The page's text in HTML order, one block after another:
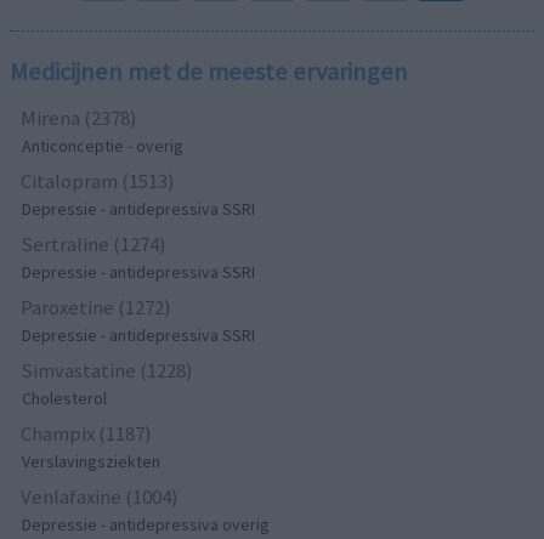
Medicijnen met de meeste ervaringen
Mirena (2378)
Anticonceptie - overig
Citalopram (1513)
Depressie - antidepressiva SSRI
Sertraline (1274)
Depressie - antidepressiva SSRI
Paroxetine (1272)
Depressie - antidepressiva SSRI
Simvastatine (1228)
Cholesterol
Champix (1187)
Verslavingsziekten
Venlafaxine (1004)
Depressie - antidepressiva overig